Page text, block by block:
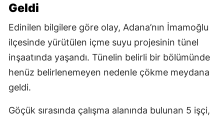
Geldi
Edinilen bilgilere göre olay, Adana’nın İmamoğlu
ilçesinde yürütülen içme suyu projesinin tünel
inşaatında yaşandı. Tünelin belirli bir bölümünde
henüz belirlenemeyen nedenle çökme meydana
geldi.
Göçük sırasında çalışma alanında bulunan 5 işçi,